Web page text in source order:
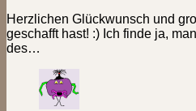
Herzlichen Glückwunsch und
geschafft hast! :) Ich finde ja,
des…